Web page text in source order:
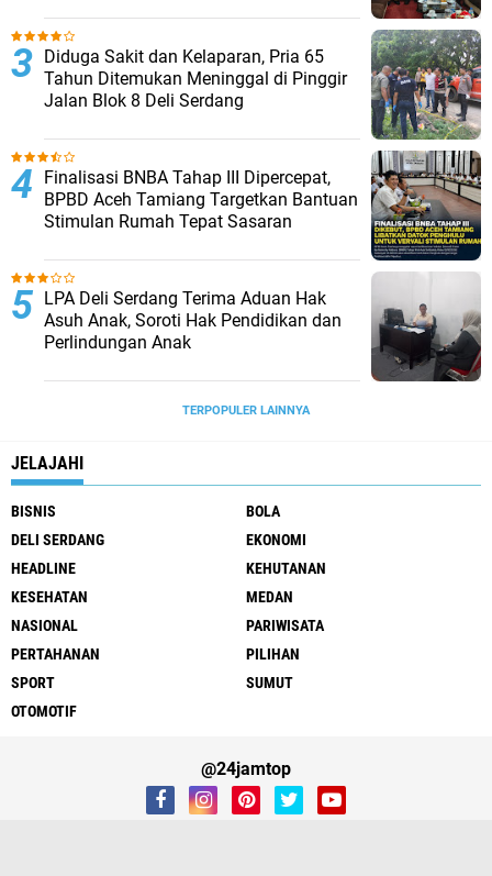
Diduga Sakit dan Kelaparan, Pria 65
Tahun Ditemukan Meninggal di Pinggir
Jalan Blok 8 Deli Serdang
Finalisasi BNBA Tahap III Dipercepat,
BPBD Aceh Tamiang Targetkan Bantuan
Stimulan Rumah Tepat Sasaran
LPA Deli Serdang Terima Aduan Hak
Asuh Anak, Soroti Hak Pendidikan dan
Perlindungan Anak
TERPOPULER LAINNYA
JELAJAHI
BISNIS
BOLA
DELI SERDANG
EKONOMI
HEADLINE
KEHUTANAN
KESEHATAN
MEDAN
NASIONAL
PARIWISATA
PERTAHANAN
PILIHAN
SPORT
SUMUT
OTOMOTIF
@24jamtop